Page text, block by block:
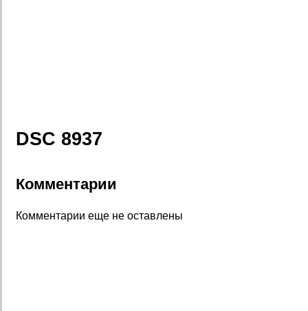
DSC 8937
Комментарии
Комментарии еще не оставлены